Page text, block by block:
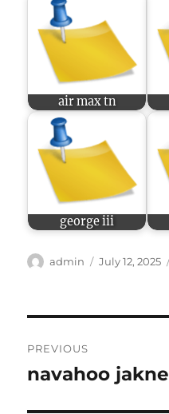
air max tn
george iii
Author
admin
Posted
July 12, 2025
navigation
PREVIOUS
Previous
navahoo jakne